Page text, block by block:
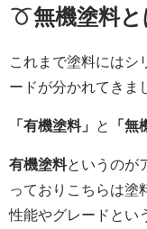
無機塗料と
これまで塗料にはシ
ードが分かれてきま
「有機塗料」 と 「無
有機塗料というのが
っておりこちらは塗
性能やグレードとい